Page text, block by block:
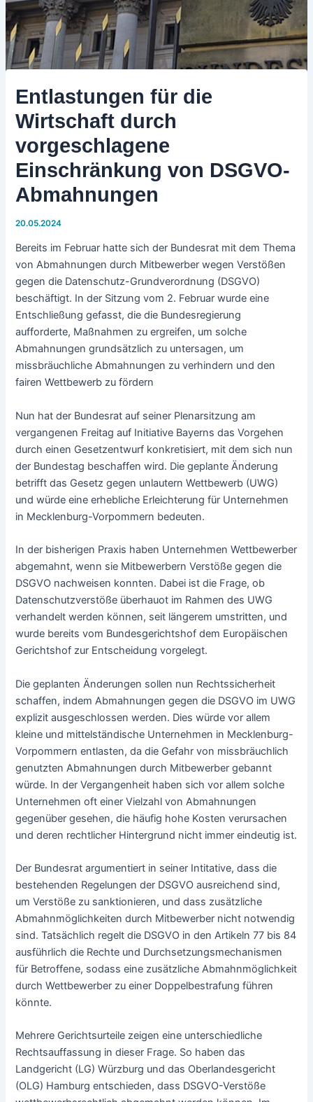
Entlastungen für die
Wirtschaft durch
vorgeschlagene
Einschränkung von DSGVO-
Abmahnungen
20.05.2024
Bereits im Februar hatte sich der Bundesrat mit dem Thema
von Abmahnungen durch Mitbewerber wegen Verstößen
gegen die Datenschutz-Grundverordnung (DSGVO)
beschäftigt. In der Sitzung vom 2. Februar wurde eine
Entschließung gefasst, die die Bundesregierung
aufforderte, Maßnahmen zu ergreifen, um solche
Abmahnungen grundsätzlich zu untersagen, um
missbräuchliche Abmahnungen zu verhindern und den
fairen Wettbewerb zu fördern
Nun hat der Bundesrat auf seiner Plenarsitzung am
vergangenen Freitag auf Initiative Bayerns das Vorgehen
durch einen Gesetzentwurf konkretisiert, mit dem sich nun
der Bundestag beschaffen wird. Die geplante Änderung
betrifft das Gesetz gegen unlautern Wettbewerb (UWG)
und würde eine erhebliche Erleichterung für Unternehmen
in Mecklenburg-Vorpommern bedeuten.
In der bisherigen Praxis haben Unternehmen Wettbewerber
abgemahnt, wenn sie Mitbewerbern Verstöße gegen die
DSGVO nachweisen konnten. Dabei ist die Frage, ob
Datenschutzverstöße überhauot im Rahmen des UWG
verhandelt werden können, seit längerem umstritten, und
wurde bereits vom Bundesgerichtshof dem Europäischen
Gerichtshof zur Entscheidung vorgelegt.
Die geplanten Änderungen sollen nun Rechtssicherheit
schaffen, indem Abmahnungen gegen die DSGVO im UWG
explizit ausgeschlossen werden. Dies würde vor allem
kleine und mittelständische Unternehmen in Mecklenburg-
Vorpommern entlasten, da die Gefahr von missbräuchlich
genutzten Abmahnungen durch Mitbewerber gebannt
würde. In der Vergangenheit haben sich vor allem solche
Unternehmen oft einer Vielzahl von Abmahnungen
gegenüber gesehen, die häufig hohe Kosten verursachen
und deren rechtlicher Hintergrund nicht immer eindeutig ist.
Der Bundesrat argumentiert in seiner Intitative, dass die
bestehenden Regelungen der DSGVO ausreichend sind,
um Verstöße zu sanktionieren, und dass zusätzliche
Abmahnmöglichkeiten durch Mitbewerber nicht notwendig
sind. Tatsächlich regelt die DSGVO in den Artikeln 77 bis 84
ausführlich die Rechte und Durchsetzungsmechanismen
für Betroffene, sodass eine zusätzliche Abmahnmöglichkeit
durch Wettbewerber zu einer Doppelbestrafung führen
könnte.
Mehrere Gerichtsurteile zeigen eine unterschiedliche
Rechtsauffassung in dieser Frage. So haben das
Landgericht (LG) Würzburg und das Oberlandesgericht
(OLG) Hamburg entschieden, dass DSGVO-Verstöße